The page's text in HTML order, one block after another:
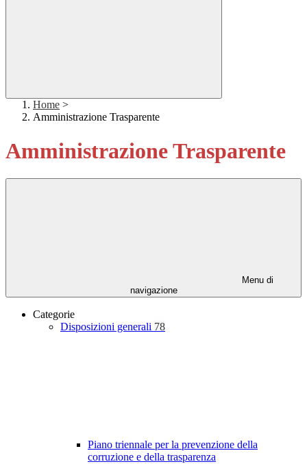
Home >
Amministrazione Trasparente
Amministrazione Trasparente
Menu di
navigazione
Categorie
Disposizioni generali 78
Piano triennale per la prevenzione della
corruzione e della trasparenza